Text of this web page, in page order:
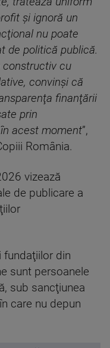
şi ignoră un
nu poate
de politică publică.
constructiv cu
convinşi că
finanţării
prin
acest moment”,
România.
vizează
de publicare a
fundaţiilor din
sunt persoanele
sub sancţiunea
care nu depun